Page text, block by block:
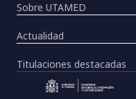
Sobre UTAMED
Actualidad
Titulaciones destacadas